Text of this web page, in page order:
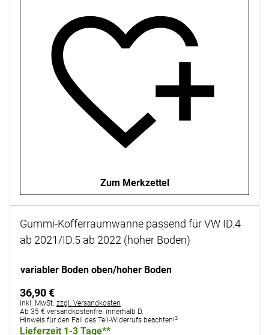
Zum Merkzettel
Gummi-Kofferraumwanne passend für VW ID.4
ab 2021/ID.5 ab 2022 (hoher Boden)
variabler Boden oben/hoher Boden
36,90€
Steuerhinweis:
inkl. MwSt. zzgl. Versandkosten
Ab 35 € versandkostenfrei innerhalb D.
Hinweis für den Fall des Teil-Widerrufs beachten!3
Lieferzeit 1-3 Tage**